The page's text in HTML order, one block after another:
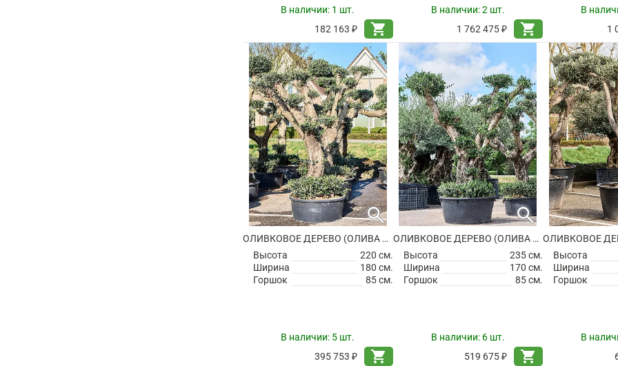
В наличии: 1 шт.
182 163 ₽
shopping_cart
В наличии:2 шт.
1 762 475 ₽
shopping_cart
В
1
search
ОЛИВКОВОЕ ДЕРЕВО (ОЛИВА ЕВРОПЕЙСКАЯ)
Высота
220 см.
Ширина
180 см.
Горшок
85 см.
В наличии: 5 шт.
395 753 ₽
shopping_cart
search
ОЛИВКОВОЕ ДЕРЕВО (ОЛИВА ЕВРОПЕЙСКАЯ)
Высота
235 см.
Ширина
170 см.
Горшок
85 см.
В наличии: 6 шт.
519 675 ₽
shopping_cart
Высота
Ширина
Горшок
В